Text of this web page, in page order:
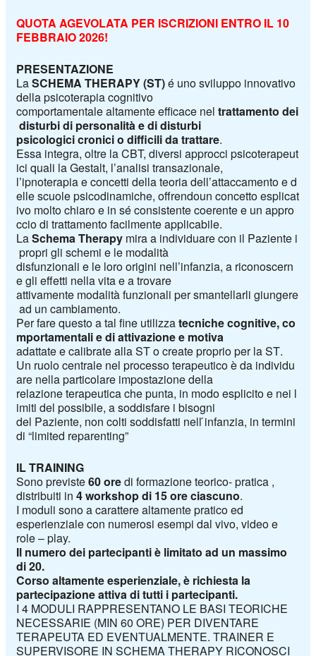
QUOTA AGEVOLATA PER ISCRIZIONI ENTRO IL 10
FEBBRAIO 2026!
PRESENTAZIONE
LaSCHEMA THERAPY(ST)é unosviluppo innovativo
dellapsicoterapiacognitivo
comportamentalealtamenteefficace nel trattamento dei
disturbidi personalitàedidisturbi
psicologicicronicio difficilidatrattare.
Essa integra, oltre laCBT, diversi approcci psicoterapeut
ici quali laGestalt, l’analisi transazionale,
l’ipnoterapiaeconcetti dellateoriadell’attaccamentoed
ellescuolepsicodinamiche, offrendounconcettoesplicat
ivo moltochiaroe in séconsistentecoerentee un appro
cciodi trattamentofacilmenteapplicabile.
LaSchemaTherapy miraa individuarecon il Paziente i
propri gli schemi e le modalità
disfunzionali e le loroorigini nell’infanzia, a riconoscern
egli effetti nellavitaeatrovare
attivamente modalitàfunzionali persmantellarli giungere
ad un cambiamento.
Perfarequestoatal fine utilizzatecnichecognitive,co
mportamentaliediattivazionee motiva
adattateecalibrateallaSTocreateproprioper laST.
Un ruolocentrale nel processoterapeuticoèda individu
are nellaparticolare impostazionedella
relazioneterapeuticachepunta, in modoesplicitoe nei l
imiti del possibile, asoddisfare i bisogni
del Paziente, non colti soddisfatti nelĺinfanzia, in termini
di “limited reparenting”
IL TRAINING
Sono previste60 oredi formazione teorico- pratica ,
distribuiti in4 workshop di 15 ore ciascuno.
I moduli sono a carattere altamente pratico ed
esperienziale con numerosi esempi dal vivo, video e
role – play.
Il numero dei partecipanti è limitato ad un massimo
di 20.
Corso altamente esperienziale, è richiesta la
partecipazione attiva di tutti i partecipanti.
I 4 MODULI RAPPRESENTANO LE BASI TEORICHE
NECESSARIE (MIN 60 ORE) PER DIVENTARE
TERAPEUTA ED EVENTUALMENTE. TRAINER E
SUPERVISORE IN SCHEMA THERAPY RICONOSCI